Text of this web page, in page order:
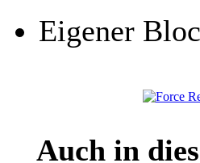
Eigener
Auch in